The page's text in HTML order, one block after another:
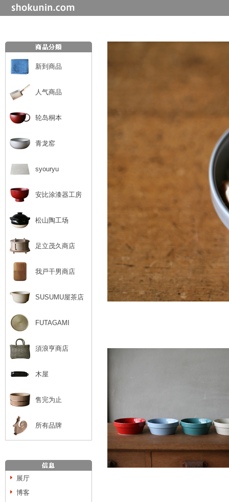
新到商品
人气商品
轮岛桐本
青龙窑
syouryu
安比涂漆器工房
松山陶工场
足立茂久商店
我戸干男商店
SUSUMU屋茶店
FUTAGAMI
須浪亨商店
木屋
售完为止
所有品牌
展厅
博客